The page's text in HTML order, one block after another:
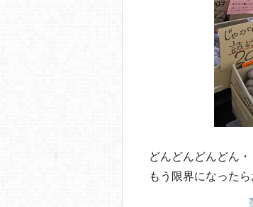
どんどんどんどん・
もう限界になった